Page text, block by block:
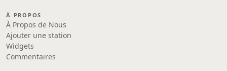
À PROPOS
À Propos de Nous
Ajouter une station
Widgets
Commentaires